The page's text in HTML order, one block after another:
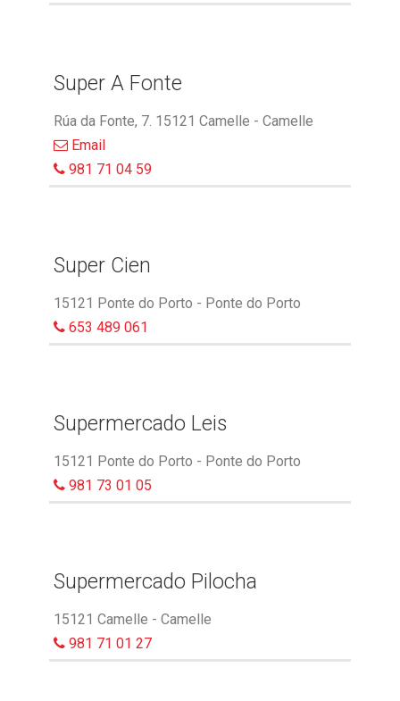
Super A Fonte
Rúa da Fonte, 7. 15121 Camelle - Camelle
Email
981 71 04 59
Super Cien
15121 Ponte do Porto - Ponte do Porto
653 489 061
Supermercado Leis
15121 Ponte do Porto - Ponte do Porto
981 73 01 05
Supermercado Pilocha
15121 Camelle - Camelle
981 71 01 27